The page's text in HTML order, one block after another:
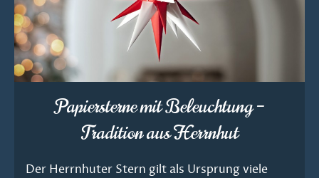
Papiersterne mit Beleuchtung –
Tradition aus Herrnhut
Der Herrnhuter Stern gilt als Ursprung viele